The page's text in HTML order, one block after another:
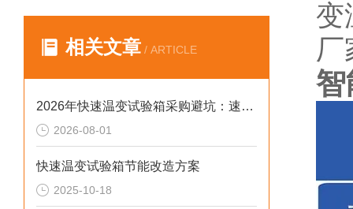
相关文章 / ARTICLE
2026年快速温变试验箱采购避坑：速率、工况与合规选型逻辑
2026-08-01
快速温变试验箱节能改造方案
2025-10-18
智